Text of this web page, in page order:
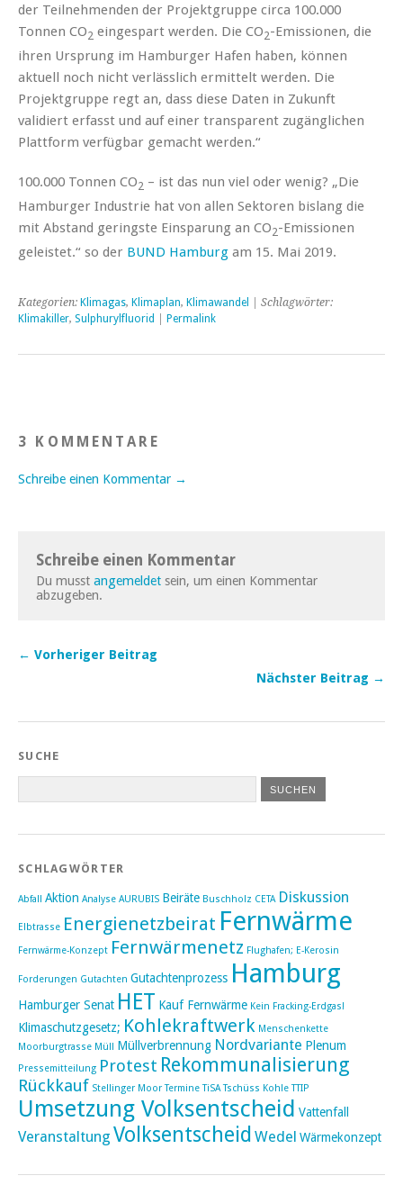
der Teilnehmenden der Projektgruppe circa 100.000
Tonnen CO2 eingespart werden. Die CO2-Emissionen, die
ihren Ursprung im Hamburger Hafen haben, können
aktuell noch nicht verlässlich ermittelt werden. Die
Projektgruppe regt an, dass diese Daten in Zukunft
validiert erfasst und auf einer transparent zugänglichen
Plattform verfügbar gemacht werden.“
100.000 Tonnen CO2 – ist das nun viel oder wenig? „Die
Hamburger Industrie hat von allen Sektoren bislang die
mit Abstand geringste Einsparung an CO2-Emissionen
geleistet.“ so der BUND Hamburg am 15. Mai 2019.
Kategorien: Klimagas, Klimaplan, Klimawandel
| Schlagwörter:
Klimakiller, Sulphurylfluorid Permalink
3 KOMMENTARE
Schreibe einen Kommentar →
Schreibe einen Kommentar
Du musst angemeldet sein, um einen Kommentar
abzugeben.
← Vorheriger Beitrag
Nächster Beitrag →
SUCHE
SCHLAGWÖRTER
Abfall Aktion Analyse AURUBIS Beiräte Buschholz CETA Diskussion
Elbtrasse Energienetzbeirat Fernwärme
Fernwärme-Konzept Fernwärmenetz Flughafen; E-Kerosin
Forderungen Gutachten Gutachtenprozess Hamburg
Hamburger Senat HET Kauf Fernwärme Kein Fracking-Erdgas!
Klimaschutzgesetz; Kohlekraftwerk Menschenkette
Moorburgtrasse Müll Müllverbrennung Nordvariante Plenum
Pressemitteilung Protest Rekommunalisierung
Rückkauf Stellinger Moor Termine TiSA Tschüss Kohle TTIP
Umsetzung Volksentscheid Vattenfall
Veranstaltung Volksentscheid Wedel Wärmekonzept